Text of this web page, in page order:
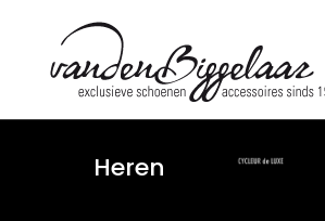
Heren